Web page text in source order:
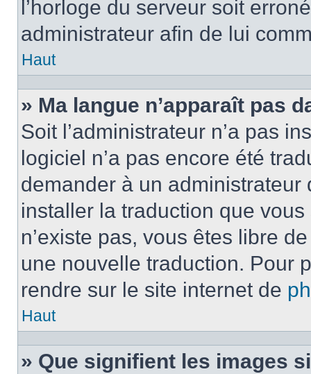
l’horloge du serveur soit
administrateur afin de lui
Haut
» Ma langue n’apparaît pas
Soit l’administrateur n’a pas
logiciel n’a pas encore été
demander à un administrateur
installer la traduction que
n’existe pas, vous êtes libre
une nouvelle traduction. Pour
rendre sur le site internet de
Haut
» Que signifient les images